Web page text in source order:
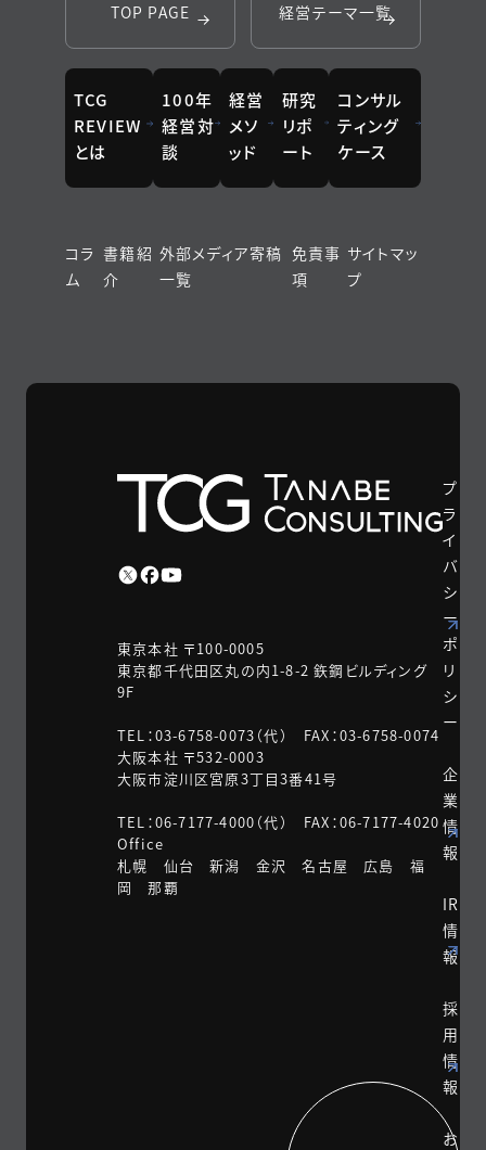
TOP PAGE 経営テーマ一覧
TCG
REVIEW
とは
100年
経営対
談
経営
メソ
ッド
研究
リポ
ート
コンサル
ティング
ケース
コラ
ム
書籍紹
介
外部メディア寄稿
一覧
免責事
項
サイトマッ
プ
東京本社 〒100-0005
東京都千代田区丸の内1-8-2 鉃鋼ビルディング
9F
TEL：03-6758-0073（代） FAX：03-6758-0074
大阪本社 〒532-0003
大阪市淀川区宮原3丁目3番41号
TEL：06-7177-4000（代） FAX：06-7177-4020
Office
札幌 仙台 新潟 金沢 名古屋 広島 福
岡 那覇
プ
ラ
イ
バ
シ
ー
ポ
リ
シ
ー
企
業
情
報
IR
情
報
採
用
情
報
お